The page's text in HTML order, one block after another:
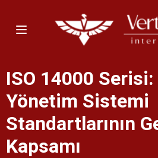
ISO 14000 Serisi:
Yönetim Sistemi
Standartlarının
Kapsamı